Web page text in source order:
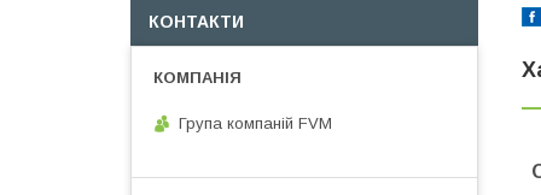
КОНТАКТИ
Група компаній FVM